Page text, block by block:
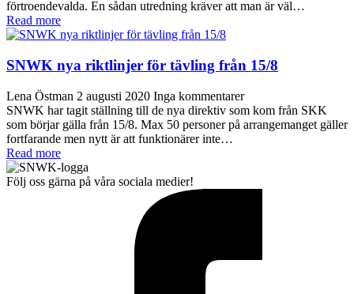
förtroendevalda. En sådan utredning kräver att man är väl…
Read more
SNWK nya riktlinjer för tävling från 15/8
Lena Östman 2 augusti 2020 Inga kommentarer
SNWK har tagit ställning till de nya direktiv som kom från SKK
som börjar gälla från 15/8. Max 50 personer på arrangemanget gäller
fortfarande men nytt är att funktionärer inte…
Read more
Följ oss gärna på våra sociala medier!